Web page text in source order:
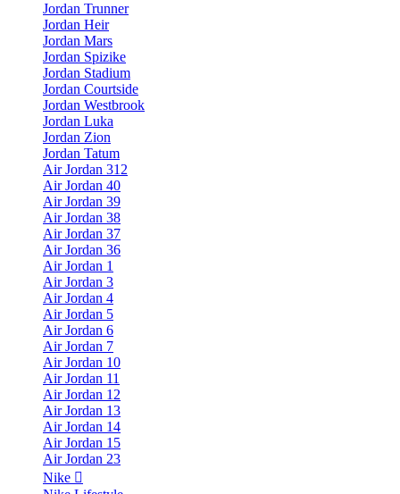
Jordan Trunner
Jordan Heir
Jordan Mars
Jordan Spizike
Jordan Stadium
Jordan Courtside
Jordan Westbrook
Jordan Luka
Jordan Zion
Jordan Tatum
Air Jordan 312
Air Jordan 40
Air Jordan 39
Air Jordan 38
Air Jordan 37
Air Jordan 36
Air Jordan 1
Air Jordan 3
Air Jordan 4
Air Jordan 5
Air Jordan 6
Air Jordan 7
Air Jordan 10
Air Jordan 11
Air Jordan 12
Air Jordan 13
Air Jordan 14
Air Jordan 15
Air Jordan 23
Nike